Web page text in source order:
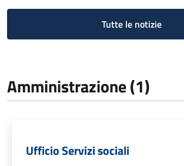
Tutte le notizie
Amministrazione (1)
Ufficio Servizi sociali